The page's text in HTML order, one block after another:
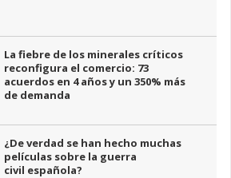
La fiebre de los minerales críticos
reconfigura el comercio: 73
acuerdos en 4 años y un 350% más
de demanda
¿De verdad se han hecho muchas
películas sobre la guerra
civil española?